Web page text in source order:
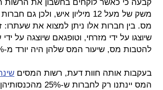
קבעה כי כאשר לוקחים בחשבון את הרשות
משק של מעל 12 מיליון איש,
מס. בין חברות אלו ניתן למצוא את שעתרו:
שיוצגו על ידי מזרחי, וטופגאם שיוצגה על
להטבות מס, שיעור המס שלהן היה יורד מ-24%-25% ל-10% באותן שנים.
בעקבות אותה חוות דעת, רשות המסים